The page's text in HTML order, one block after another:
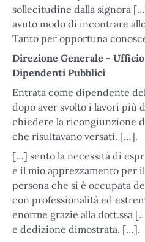
sollecitudine dalla signora
avuto modo di incontrare
Tanto per opportuna
Direzione Generale -
Dipendenti Pubblici
Entrata come dipendente
dopo aver svolto i lavori più
chiedere la ricongiunzione
che risultavano versati. […].
[…] sento la necessità di
e il mio apprezzamento per
persona che si è occupata
con professionalità ed
enorme grazie alla dott.ssa
e dedizione dimostrata. […].